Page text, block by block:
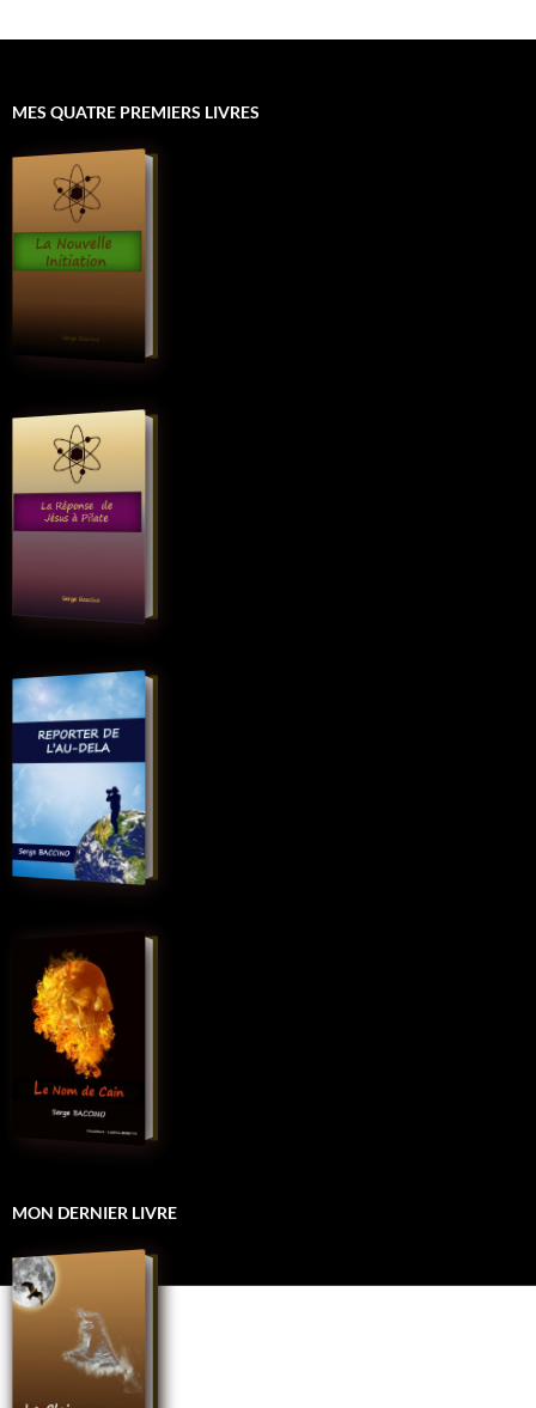
MES QUATRE PREMIERS LIVRES
MON DERNIER LIVRE